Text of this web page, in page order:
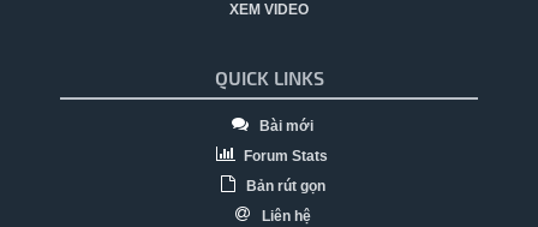
XEM VIDEO
QUICK LINKS
Bài mới
Forum Stats
Bản rút gọn
Liên hệ